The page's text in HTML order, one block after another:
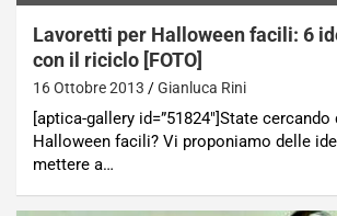
Lavoretti per Halloween facili: 6
con il riciclo [FOTO]
16 Ottobre 2013 Gianluca Rini
[aptica-gallery id=”51824″]State
Halloween facili? Vi proponiamo delle
mettere a…